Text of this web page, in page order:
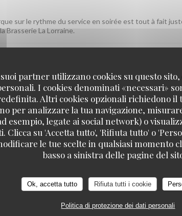
partner utilizzano cookies su questo
I cookies denominati «necessari»
Altri cookies opzionali richiedono il
per analizzare la tua navigazione,
esempio, legate ai social network) o
Clicca su 'Accetta tutto', 'Rifiuta tutto' o
le tue scelte in qualsiasi momento
basso a sinistra delle pagine del
Ok, accetta tutto Rifiuta tutti i cookie
Politica di protezione dei dati personali
sur le rythme du service en soirée est tout à fait
Brasserie La Lorraine.
SERVIZIO: 5/5 ATMOSFERA: 5/5 CUCINA: 5/5
plaisir ! On espère vous accueillir à nouveau très